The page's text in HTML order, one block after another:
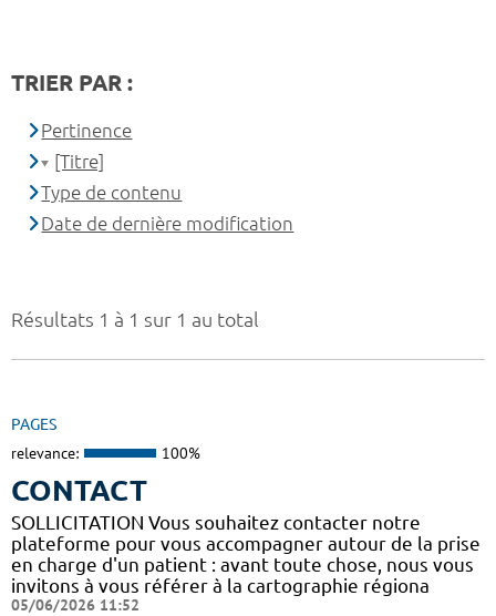
Résultats 1 à 1 sur 1 au total
PAGES
relevance: 100%
CONTACT
SOLLICITATION Vous souhaitez contacter notre
plateforme pour vous accompagner autour de la prise
en charge d'un patient : avant toute chose, nous vous
invitons à vous référer à la cartographie régiona
05/06/2026 11:52
TRIER PAR :
Pertinence
[Titre]
Type de contenu
Date de dernière modification